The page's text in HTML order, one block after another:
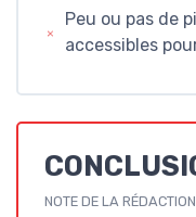
Peu ou pas de
accessibles
NOTE DE LA RÉDACTION